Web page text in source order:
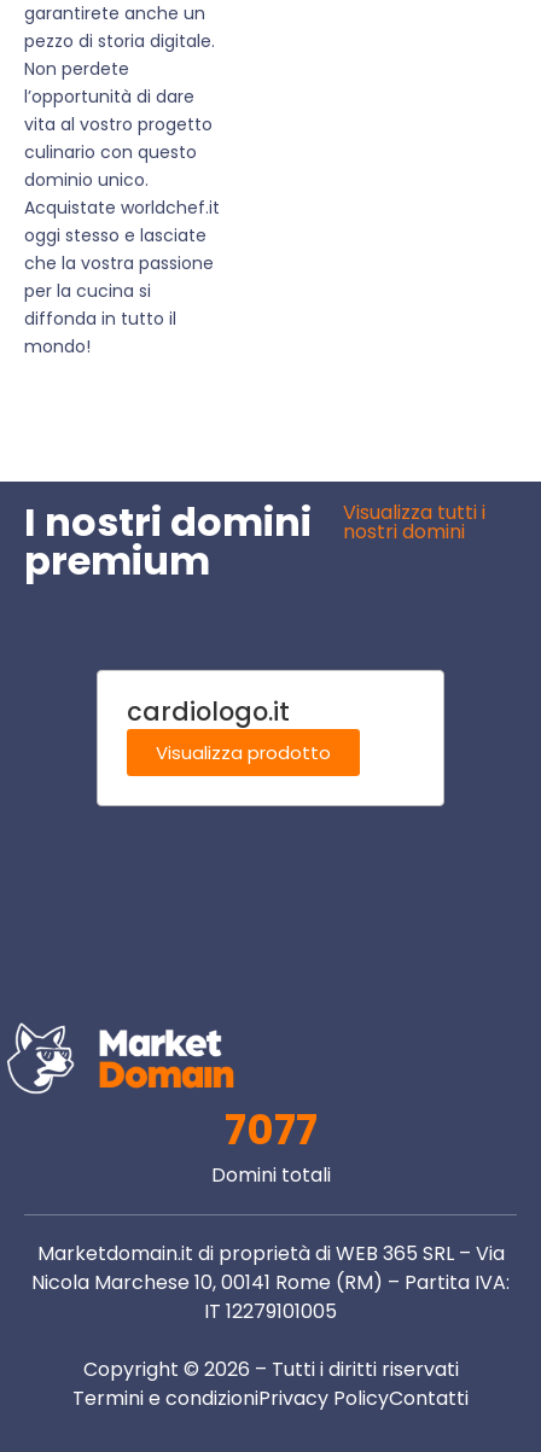
garantirete anche un
pezzo di storia digitale.
Non perdete
l’opportunità di dare
vita al vostro progetto
culinario con questo
dominio unico.
Acquistate worldchef.it
oggi stesso e lasciate
che la vostra passione
per la cucina si
diffonda in tutto il
mondo!
I nostri domini
premium
Visualizza tutti i
nostri domini
cardiologo.it
Visualizza prodotto
7077
Domini totali
Marketdomain.it di proprietà di WEB 365 SRL – Via
Nicola Marchese 10, 00141 Rome (RM) – Partita IVA:
IT 12279101005
Copyright © 2026 – Tutti i diritti riservati
Termini e condizioniPrivacy PolicyContatti